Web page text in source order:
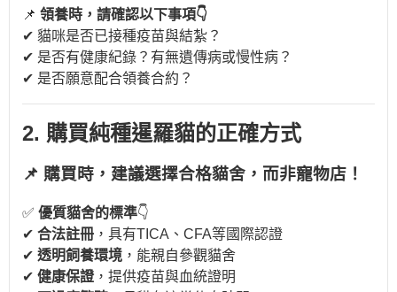
📌 領養時，請確認以下事項👇
✔ 貓咪是否已接種疫苗與結紮？
✔ 是否有健康紀錄？有無遺傳病或慢性病？
✔ 是否願意配合領養合約？
2. 購買純種暹羅貓的正確方式
📌 購買時，建議選擇合格貓舍，而非寵物店！
✅ 優質貓舍的標準👇
✔ 合法註冊 ，具有TICA、CFA等國際認證
✔ 透明飼養環境 ，能親自參觀貓舍
✔ 健康保證 ，提供疫苗與血統證明